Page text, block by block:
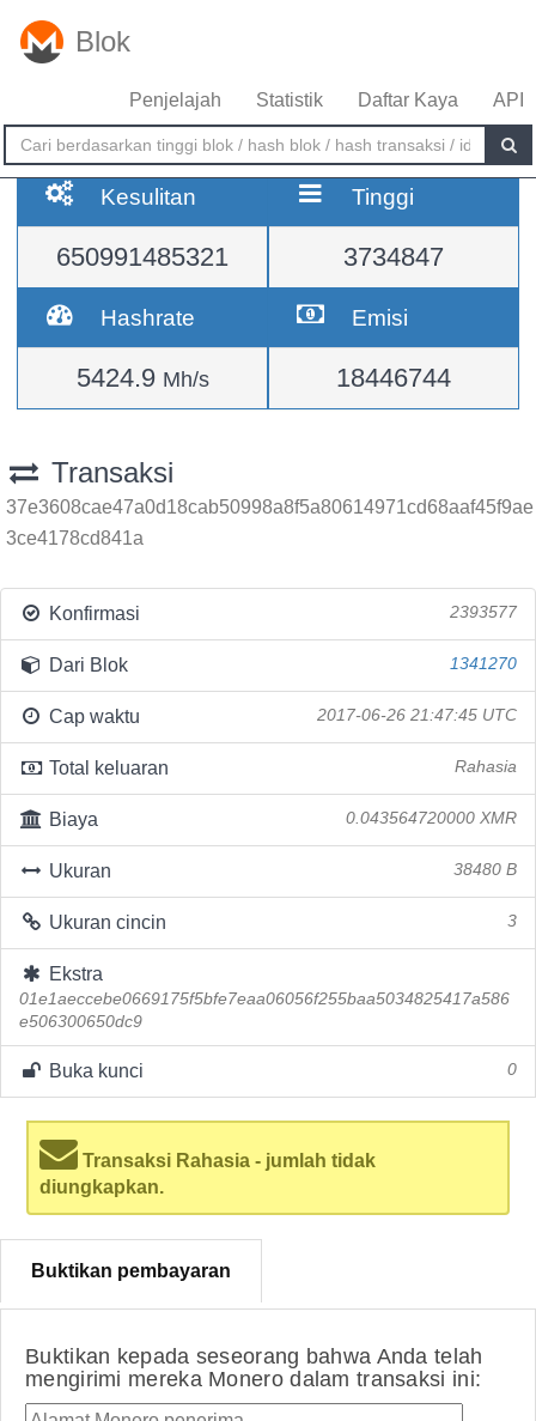
Blok
Penjelajah Statistik Daftar Kaya API
Kesulitan
650991485321
Tinggi
3734847
Hashrate
5424.9 Mh/s
Emisi
18446744
Transaksi
37e3608cae47a0d18cab50998a8f5a80614971cd68aaf45f9ae
3ce4178cd841a
Konfirmasi 2393577
Dari Blok 1341270
Cap waktu 2017-06-26 21:47:45 UTC
Total keluaran Rahasia
Biaya 0.043564720000 XMR
Ukuran 38480 B
Ukuran cincin 3
Ekstra
01e1aeccebe0669175f5bfe7eaa06056f255baa5034825417a586
e506300650dc9
Buka kunci 0
Transaksi Rahasia - jumlah tidak
diungkapkan.
Buktikan pembayaran
Buktikan kepada seseorang bahwa Anda telah
mengirimi mereka Monero dalam transaksi ini: